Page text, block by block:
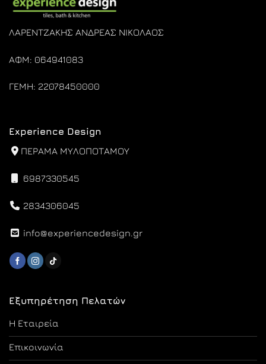
ΛΑΡΕΝΤΖΑΚΗΣ ΑΝΔΡΕΑΣ ΝΙΚΟΛΑΟΣ
ΑΦΜ: 064941083
ΓΕΜΗ: 22078450000
Εξυπηρέτηση Πελατών
Η Εταιρεία
Επικοινωνία
Experience Design
ΠΕΡΑΜΑ ΜΥΛΟΠΟΤΑΜΟΥ
6987330545
2834306045
info@experiencedesign.gr